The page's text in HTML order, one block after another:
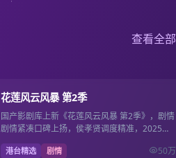
查看全部
7.7
花莲风云风暴 第2季
国产影剧库上新《花莲风云风暴 第2季》，剧情
剧情紧凑口碑上扬，侯孝贤调度精准，2025年6
月8日起国产电影电视剧免费观看。
港台精选 剧情 50万